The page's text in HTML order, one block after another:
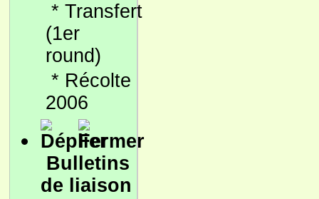
* Transfert
(1er
round)
* Récolte
2006
Bulletins
de liaison